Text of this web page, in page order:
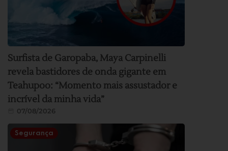
Surfista de Garopaba, Maya Carpinelli
revela bastidores de onda gigante em
Teahupoo: “Momento mais assustador e
incrível da minha vida”
07/08/2026
Segurança